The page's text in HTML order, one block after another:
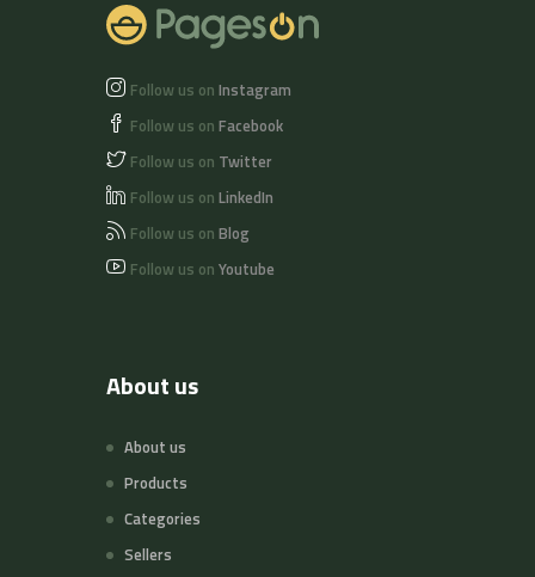
Follow us on Instagram
Follow us on Facebook
Follow us on Twitter
Follow us on LinkedIn
Follow us on Blog
Follow us on Youtube
About us
About us
Products
Categories
Sellers